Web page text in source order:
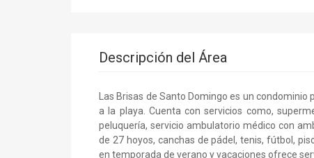
Descripción del Área
Las Brisas de Santo Domingo es un
a la playa. Cuenta con servicios como,
peluquería, servicio ambulatorio médico con
de 27 hoyos, canchas de pádel, tenis, fútbol,
en temporada de verano y vacaciones ofrece